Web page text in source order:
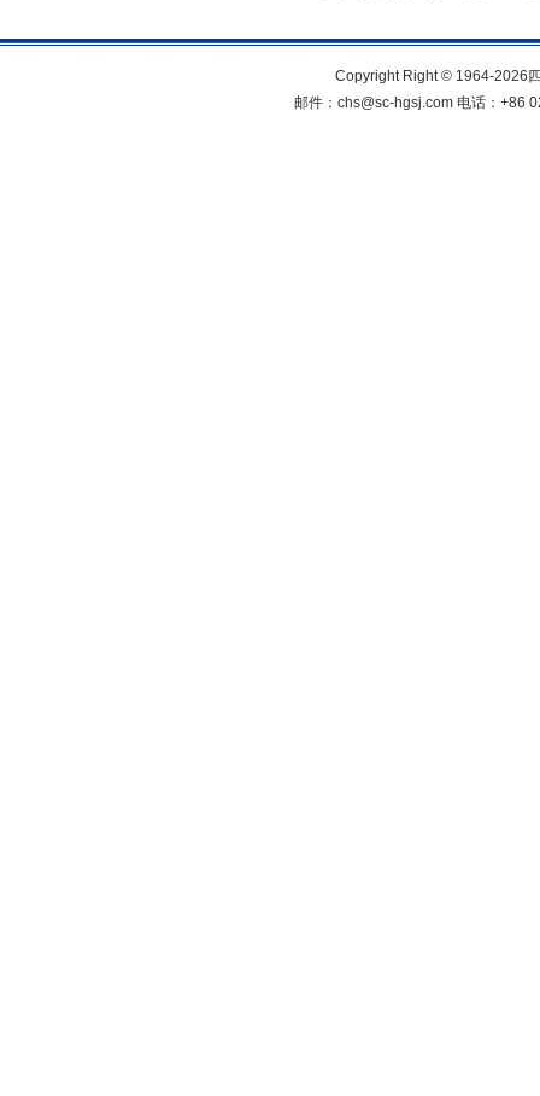
Copyright Right © 1964-2026
邮件：chs@sc-hgsj.com 电话：